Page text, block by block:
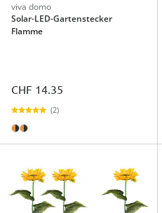
viva domo
Solar-LED-Gartenstecker
Flamme
CHF 14.35
(2)